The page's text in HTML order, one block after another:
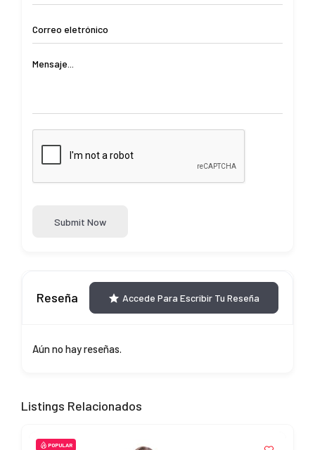
Submit Now
Reseña Accede Para Escribir Tu Reseña
Aún no hay reseñas.
Listings Relacionados
POPULAR